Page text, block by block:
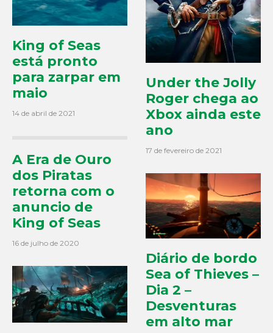
King of Seas
está pronto
para zarpar em
maio
14 de abril de 2021
A Era de Ouro
dos Piratas
retorna com o
anuncio de
King of Seas
16 de julho de 2020
Under the Jolly
Roger chega ao
Xbox ainda este
ano
17 de fevereiro de 2021
Diário de bordo
Sea of Thieves –
Dia 2 –
Desventuras
em alto mar